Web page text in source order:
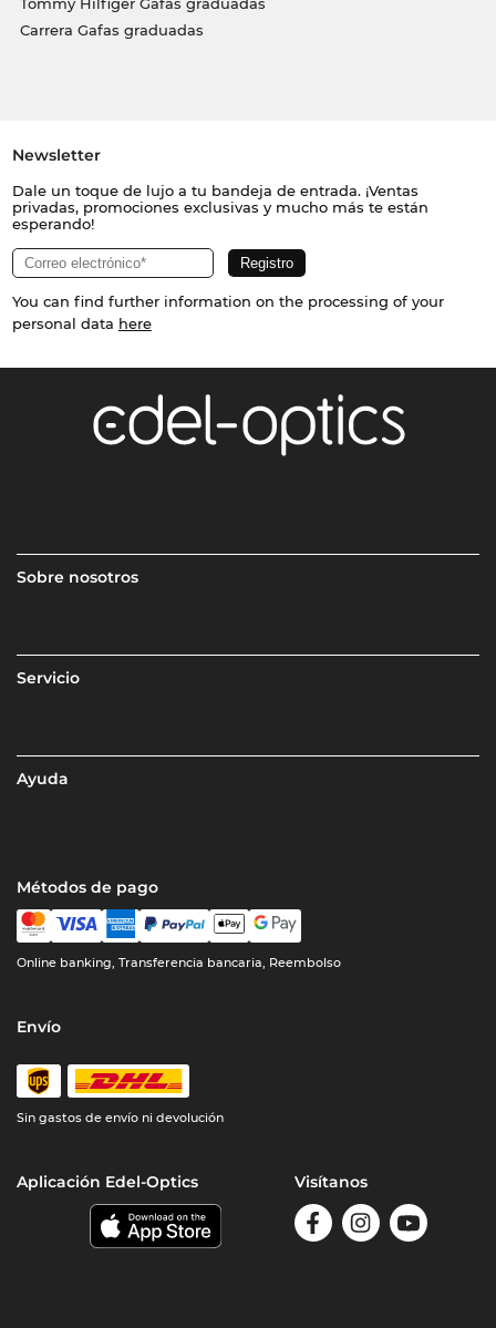
Carrera Gafas graduadas
Newsletter
Dale un toque de lujo a tu bandeja de entrada. ¡Ventas
privadas, promociones exclusivas y mucho más te están
esperando!
You can find further information on the processing of your
personal data here
Sobre nosotros
Servicio
Ayuda
Métodos de pago
Online banking, Transferencia bancaria, Reembolso
Envío
Sin gastos de envío ni devolución
Aplicación Edel-Optics Visítanos